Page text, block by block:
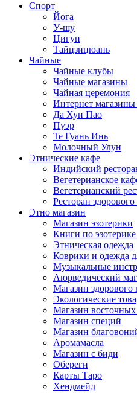
Спорт
Йога
У-шу
Цигун
Тайцзицюань
Чайные
Чайные клубы
Чайные магазины
Чайная церемония
Интернет магазины
Да Хун Пао
Пуэр
Те Гуань Инь
Молочный Улун
Этнические кафе
Индийский
Вегетерианское
Вегетерианский
Ресторан
Этно магазин
Магазин эзотерики
Книги по эзотерике
Этническая одежда
Коврики и одежда
Музыкальные
Аюрведический
Магазин здорового
Экологические
Магазин восточных
Магазин специй
Магазин
Аромамасла
Магазин с биди
Обереги
Карты Таро
Хендмейд